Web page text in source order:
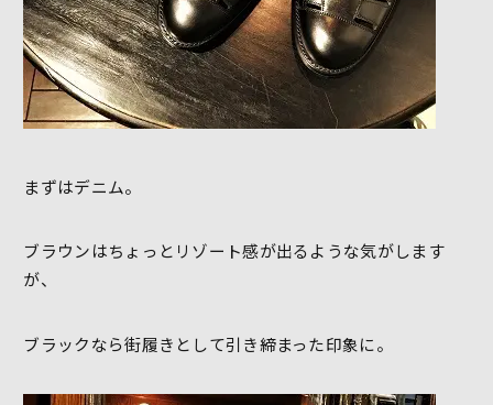
まずはデニム。
ブラウンはちょっとリゾート感が出るような気がします
が、
ブラックなら街履きとして引き締まった印象に。